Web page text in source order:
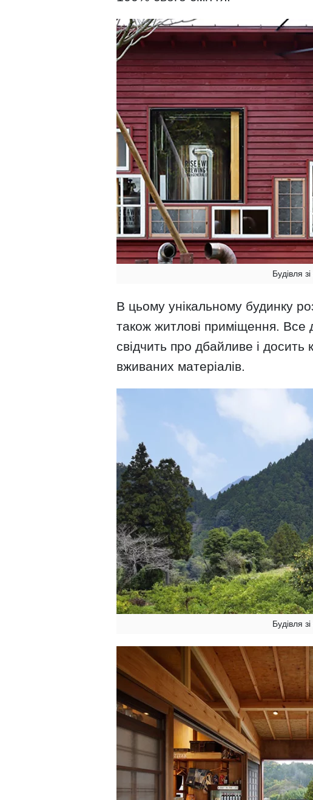
Будівля зі
В цьому унікальному будинку
також житлові приміщення. Все
свідчить про дбайливе і досить
вживаних матеріалів.
Будівля зі